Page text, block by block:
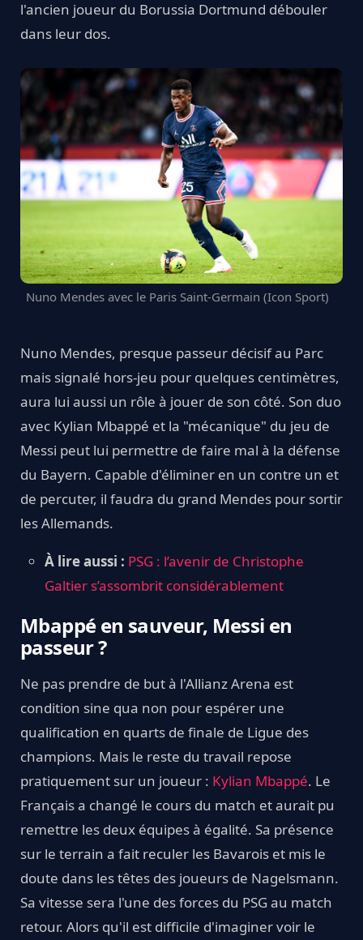
l'ancien joueur du Borussia Dortmund débouler
dans leur dos.
Nuno Mendes avec le Paris Saint-Germain (Icon Sport)
Nuno Mendes, presque passeur décisif au Parc
mais signalé hors-jeu pour quelques centimètres,
aura lui aussi un rôle à jouer de son côté. Son duo
avec Kylian Mbappé et la "mécanique" du jeu de
Messi peut lui permettre de faire mal à la défense
du Bayern. Capable d'éliminer en un contre un et
de percuter, il faudra du grand Mendes pour sortir
les Allemands.
À lire aussi : PSG : l’avenir de Christophe
Galtier s’assombrit considérablement
Mbappé en sauveur, Messi en
passeur ?
Ne pas prendre de but à l'Allianz Arena est
condition sine qua non pour espérer une
qualification en quarts de finale de Ligue des
champions. Mais le reste du travail repose
pratiquement sur un joueur : Kylian Mbappé. Le
Français a changé le cours du match et aurait pu
remettre les deux équipes à égalité. Sa présence
sur le terrain a fait reculer les Bavarois et mis le
doute dans les têtes des joueurs de Nagelsmann.
Sa vitesse sera l'une des forces du PSG au match
retour. Alors qu'il est difficile d'imaginer voir le